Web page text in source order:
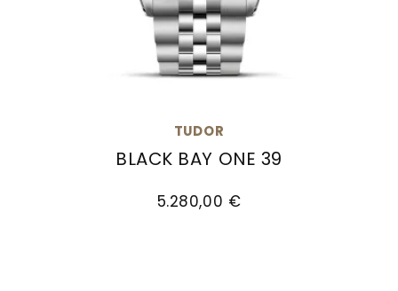
TUDOR
BLACK BAY ONE 39
5.280,00 €